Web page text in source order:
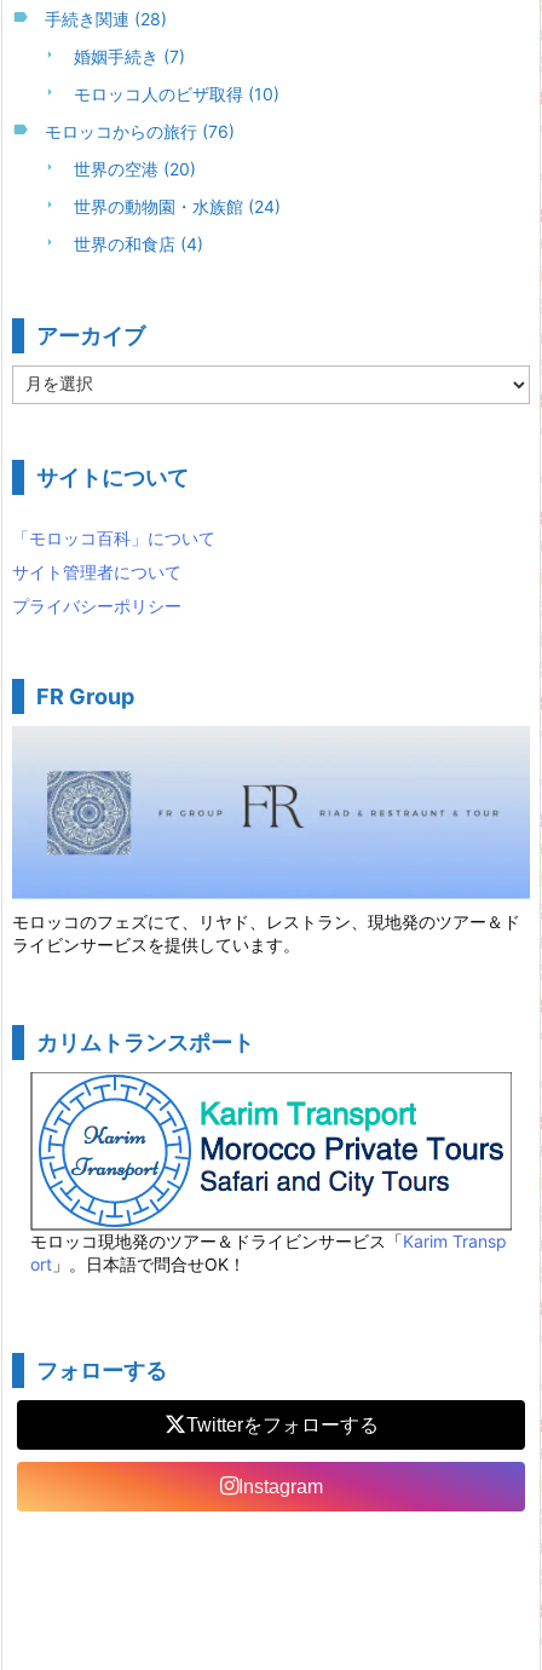
手続き関連 (28)
婚姻手続き (7)
モロッコ人のビザ取得 (10)
モロッコからの旅行 (76)
世界の空港 (20)
世界の動物園・水族館 (24)
世界の和食店 (4)
アーカイブ
ー
サイトについて
「モロッコ百科」について
サイト管理者について
プライバシーポリシー
FR Group
モロッコのフェズにて、リヤド、レストラン、現地発のツアー＆ド
ライビンサービスを提供しています。
カリムトランスポート
モロッコ現地発のツアー＆ドライビンサービス「Karim Transp
ort 」。日本語で問合せOK！
フォローする
Twitter
Instagram